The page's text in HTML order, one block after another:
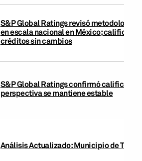
S&P Global Ratings revisó
en escala nacional en México;
créditos sin cambios
S&P Global Ratings confirmó calificación
perspectiva se mantiene estable
Análisis Actualizado: Municipio de